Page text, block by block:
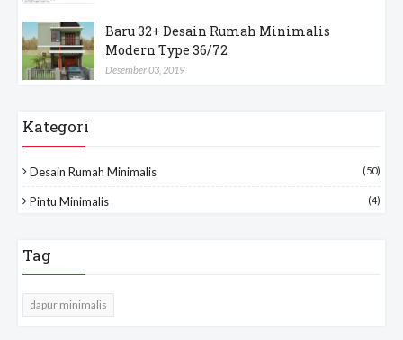
Baru 32+ Desain Rumah Minimalis
Modern Type 36/72
Desember 03, 2019
Kategori
Desain Rumah Minimalis (50)
Pintu Minimalis (4)
Tag
dapur minimalis